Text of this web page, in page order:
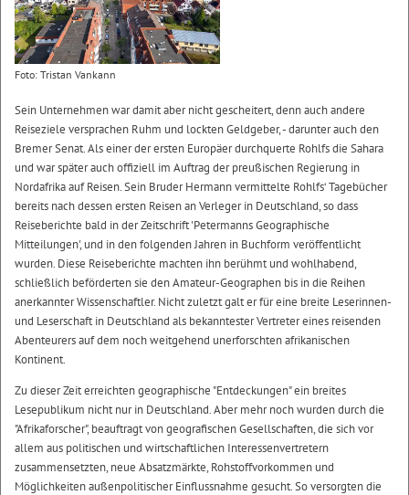
Foto: Tristan Vankann
Sein Unternehmen war damit aber nicht gescheitert, denn auch andere
Reiseziele versprachen Ruhm und lockten Geldgeber, - darunter auch den
Bremer Senat. Als einer der ersten Europäer durchquerte Rohlfs die Sahara
und war später auch offiziell im Auftrag der preußischen Regierung in
Nordafrika auf Reisen. Sein Bruder Hermann vermittelte Rohlfs‘ Tagebücher
bereits nach dessen ersten Reisen an Verleger in Deutschland, so dass
Reiseberichte bald in der Zeitschrift 'Petermanns Geographische
Mitteilungen', und in den folgenden Jahren in Buchform veröffentlicht
wurden. Diese Reiseberichte machten ihn berühmt und wohlhabend,
schließlich beförderten sie den Amateur-Geographen bis in die Reihen
anerkannter Wissenschaftler. Nicht zuletzt galt er für eine breite Leserinnen-
und Leserschaft in Deutschland als bekanntester Vertreter eines reisenden
Abenteurers auf dem noch weitgehend unerforschten afrikanischen
Kontinent.
Zu dieser Zeit erreichten geographische "Entdeckungen" ein breites
Lesepublikum nicht nur in Deutschland. Aber mehr noch wurden durch die
"Afrikaforscher", beauftragt von geografischen Gesellschaften, die sich vor
allem aus politischen und wirtschaftlichen Interessenvertretern
zusammensetzten, neue Absatzmärkte, Rohstoffvorkommen und
Möglichkeiten außenpolitischer Einflussnahme gesucht. So versorgten die